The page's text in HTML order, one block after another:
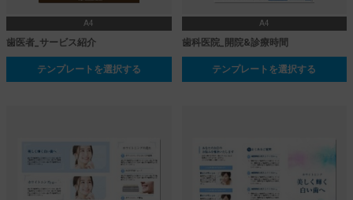
A4
歯医者_サービス紹介
テンプレートを選択する
A4
歯科医院_開院&診療時間
テンプレートを選択する